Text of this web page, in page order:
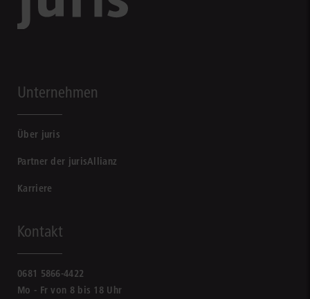
Unternehmen
Über juris
Partner der jurisAllianz
Karriere
Kontakt
0681 5866-4422
Mo - Fr von 8 bis 18 Uhr